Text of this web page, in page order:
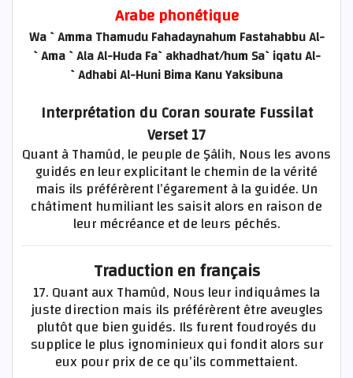
Arabe phonétique
Wa `Amma Thamudu Fahadaynahum Fastahabbu Al-
`Ama `Ala Al-Huda Fa`akhadhat/hum Sa`iqatu Al-
`Adhabi Al-Huni Bima Kanu Yaksibuna
Interprétation du Coran sourate Fussilat
Verset 17
Quant à Thamûd, le peuple de Şâliħ, Nous les avons
guidés en leur explicitant le chemin de la vérité
mais ils préférèrent l’égarement à la guidée. Un
châtiment humiliant les saisit alors en raison de
leur mécréance et de leurs péchés.
Traduction en français
17. Quant aux Thamûd, Nous leur indiquâmes la
juste direction mais ils préférèrent être aveugles
plutôt que bien guidés. Ils furent foudroyés du
supplice le plus ignominieux qui fondit alors sur
eux pour prix de ce qu’ils commettaient.